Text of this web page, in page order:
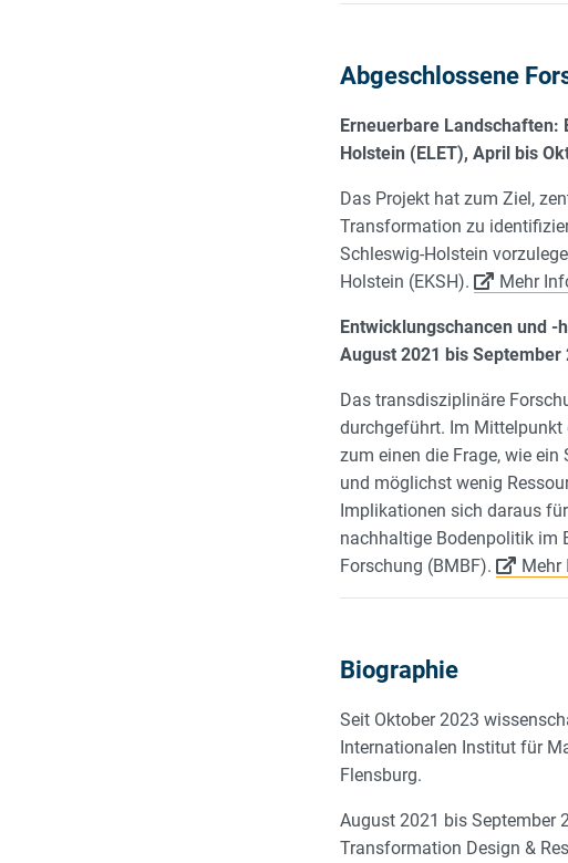
Abgeschlossene
Erneuerbare
Holstein (ELET), April bis
Das Projekt hat zum Ziel,
Transformation zu
Schleswig-Holstein
Holstein (EKSH).
Mehr
Entwicklungschancen und
August 2021 bis September
Das transdisziplinäre
durchgeführt. Im Mittelpunkt
zum einen die Frage, wie
und möglichst wenig
Implikationen sich daraus
nachhaltige Bodenpolitik im
Forschung (BMBF).
Mehr
Biographie
Seit Oktober 2023
Internationalen Institut für
Flensburg.
August 2021 bis September
Transformation Design &